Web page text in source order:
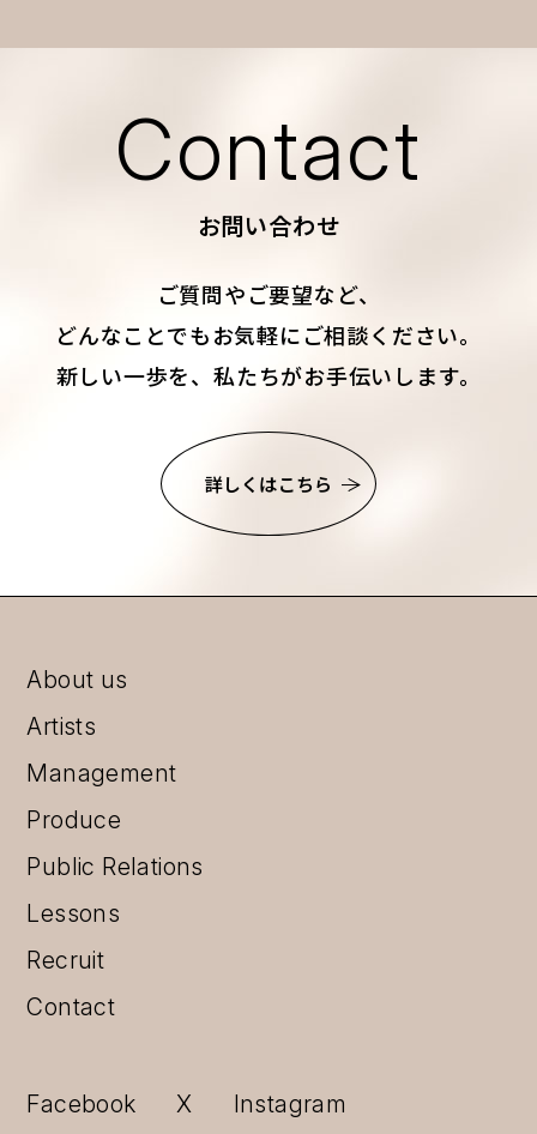
Contact
お問い合わせ
ご質問やご要望など、
どんなことでもお気軽にご相談ください。
新しい一歩を、私たちがお手伝いします。
詳しくはこちら
About us
Artists
Management
Produce
Public Relations
Lessons
Recruit
Contact
Facebook X Instagram